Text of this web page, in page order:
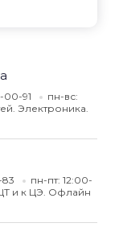
00-91
пн-вс:
Электроника.
83
пн-пт: 12:00-
и к ЦЭ. Офлайн